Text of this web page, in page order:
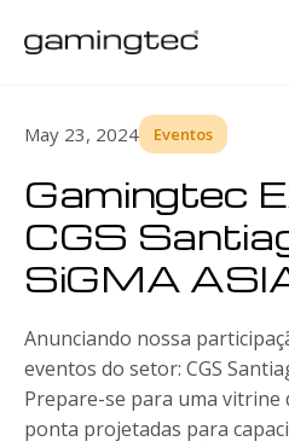
May 23, 2024 Eventos
Gamingtec
CGS
SiGMA
Anunciando nossa
eventos do setor: CGS
Prepare-se para uma vitrine
ponta projetadas para